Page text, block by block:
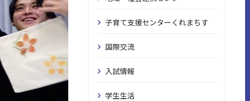
子育て支援センターくれまちす
国際交流
入試情報
学生生活